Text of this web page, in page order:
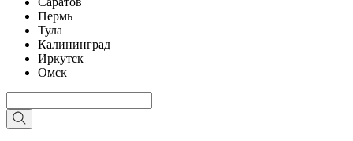
Пермь
Тула
Калининград
Иркутск
Омск